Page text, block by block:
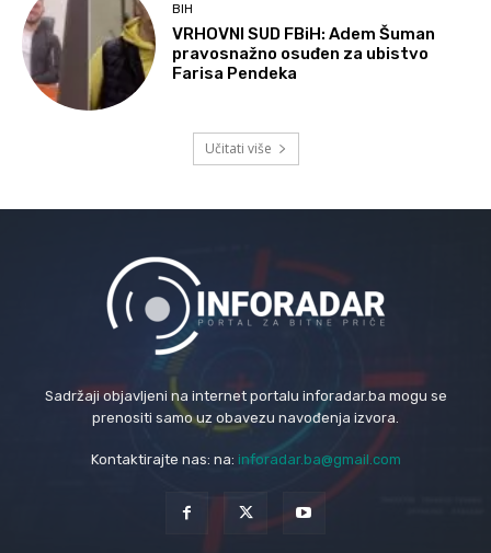
BIH
VRHOVNI SUD FBiH: Adem Šuman
pravosnažno osuđen za ubistvo
Farisa Pendeka
Učitati više
Sadržaji objavljeni na internet portalu inforadar.ba mogu se
prenositi samo uz obavezu navođenja izvora.
Kontaktirajte nas: na: inforadar.ba@gmail.com